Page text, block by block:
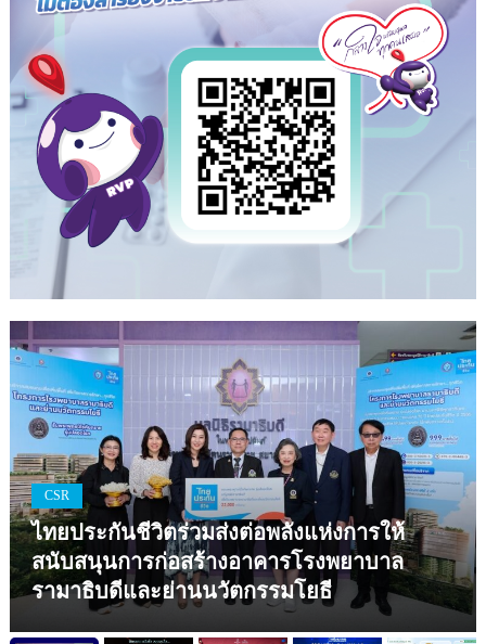
CSR
ไทยประกันชีวิตร่วมส่งต่อพลังแห่งการให้
สนับสนุนการก่อสร้างอาคารโรงพยาบาล
รามาธิบดีและย่านนวัตกรรมโยธี